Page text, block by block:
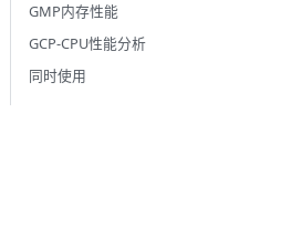
GMP内存性能
GCP-CPU性能分析
同时使用